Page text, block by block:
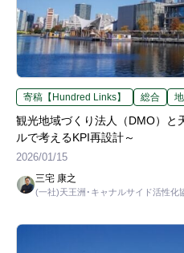
寄稿【Hundred Links】 総合
観光地域づくり法人（DMO）と
ルで考えるKPI再設計～
2026/01/15
三宅 康之
(一社)天王洲･キャナルサイド活性化